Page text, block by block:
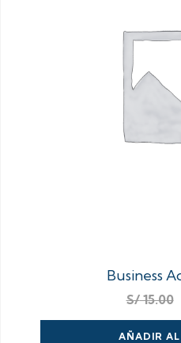
Business
S/15.00
AÑADIR